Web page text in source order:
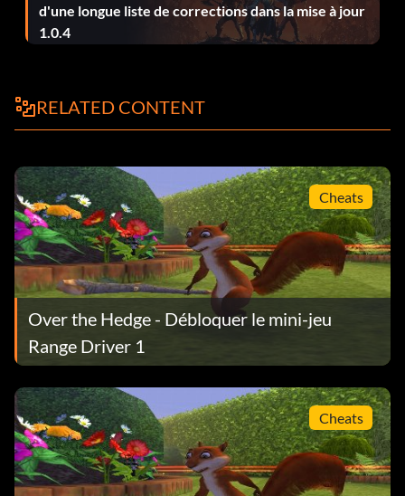
d'une longue liste de corrections dans la mise à jour
1.0.4
RELATED CONTENT
Cheats
Over the Hedge - Débloquer le mini-jeu
Range Driver 1
Cheats